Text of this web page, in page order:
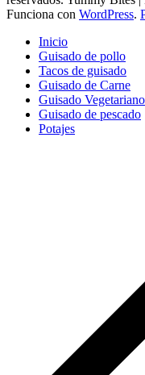
Funciona con WordPress.
Inicio
Guisado de pollo
Tacos de guisado
Guisado de Carne
Guisado Vegetariano
Guisado de pescado
Potajes